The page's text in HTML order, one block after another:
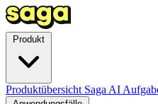
Produktübersicht Saga AI